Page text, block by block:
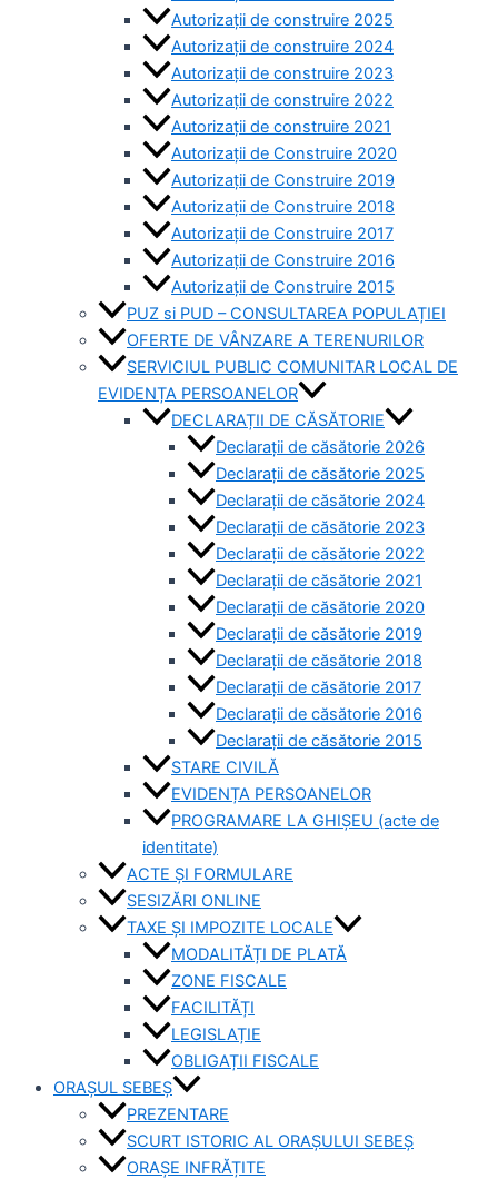
Autorizații de construire 2025
Autorizații de construire 2024
Autorizații de construire 2023
Autorizații de construire 2022
Autorizații de construire 2021
Autorizații de Construire 2020
Autorizații de Construire 2019
Autorizaţii de Construire 2018
Autorizaţii de Construire 2017
Autorizaţii de Construire 2016
Autorizaţii de Construire 2015
PUZ si PUD – CONSULTAREA POPULAȚIEI
OFERTE DE VÂNZARE A TERENURILOR
SERVICIUL PUBLIC COMUNITAR LOCAL DE
EVIDENȚA PERSOANELOR
DECLARAȚII DE CĂSĂTORIE
Declarații de căsătorie 2026
Declarații de căsătorie 2025
Declarații de căsătorie 2024
Declarații de căsătorie 2023
Declarații de căsătorie 2022
Declarații de căsătorie 2021
Declarații de căsătorie 2020
Declarații de căsătorie 2019
Declarații de căsătorie 2018
Declarații de căsătorie 2017
Declarații de căsătorie 2016
Declarații de căsătorie 2015
STARE CIVILĂ
EVIDENȚA PERSOANELOR
PROGRAMARE LA GHIȘEU (acte de
identitate)
ACTE ȘI FORMULARE
SESIZĂRI ONLINE
TAXE ȘI IMPOZITE LOCALE
MODALITĂȚI DE PLATĂ
ZONE FISCALE
FACILITĂȚI
LEGISLAȚIE
OBLIGAȚII FISCALE
ORAȘUL SEBEȘ
PREZENTARE
SCURT ISTORIC AL ORAȘULUI SEBEȘ
ORAȘE INFRĂȚITE